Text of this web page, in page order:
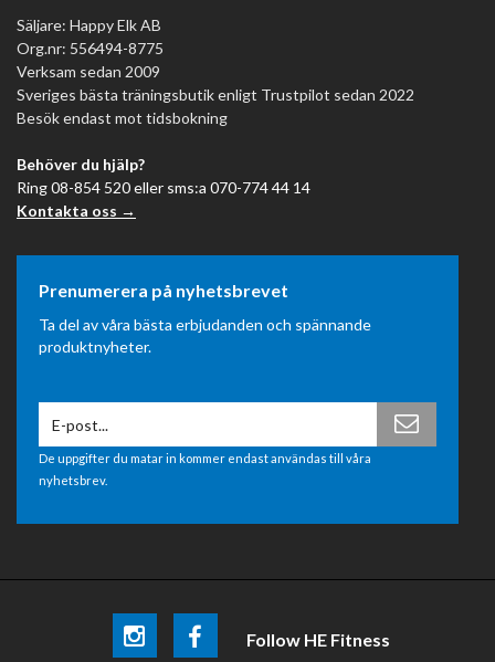
Säljare: Happy Elk AB
Org.nr: 556494-8775
Verksam sedan 2009
Sveriges bästa träningsbutik enligt Trustpilot sedan 2022
Besök endast mot tidsbokning
Behöver du hjälp?
Ring 08-854 520 eller sms:a 070-774 44 14
Kontakta oss →
Prenumerera på nyhetsbrevet
Ta del av våra bästa erbjudanden och spännande
produktnyheter.
De uppgifter du matar in kommer endast användas till våra
nyhetsbrev.
Follow HE Fitness